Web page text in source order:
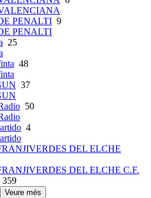
PENALTI 9
PENALTI
25
48
37
50
4
DEL ELCHE
DEL ELCHE C.F.
359
Veure més